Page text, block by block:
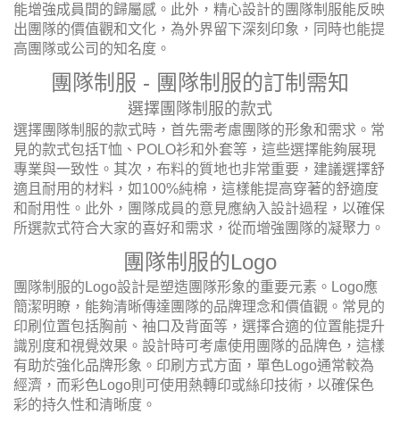
能增強成員間的歸屬感。此外，精心設計的團隊制服能反映
出團隊的價值觀和文化，為外界留下深刻印象，同時也能提
高團隊或公司的知名度。
團隊制服 - 團隊制服的訂制需知
選擇團隊制服的款式
選擇團隊制服的款式時，首先需考慮團隊的形象和需求。常
見的款式包括T恤、POLO衫和外套等，這些選擇能夠展現
專業與一致性。其次，布料的質地也非常重要，建議選擇舒
適且耐用的材料，如100%純棉，這樣能提高穿著的舒適度
和耐用性。此外，團隊成員的意見應納入設計過程，以確保
所選款式符合大家的喜好和需求，從而增強團隊的凝聚力。
團隊制服的Logo
團隊制服的Logo設計是塑造團隊形象的重要元素。Logo應
簡潔明瞭，能夠清晰傳達團隊的品牌理念和價值觀。常見的
印刷位置包括胸前、袖口及背面等，選擇合適的位置能提升
識別度和視覺效果。設計時可考慮使用團隊的品牌色，這樣
有助於強化品牌形象。印刷方式方面，單色Logo通常較為
經濟，而彩色Logo則可使用熱轉印或絲印技術，以確保色
彩的持久性和清晰度。